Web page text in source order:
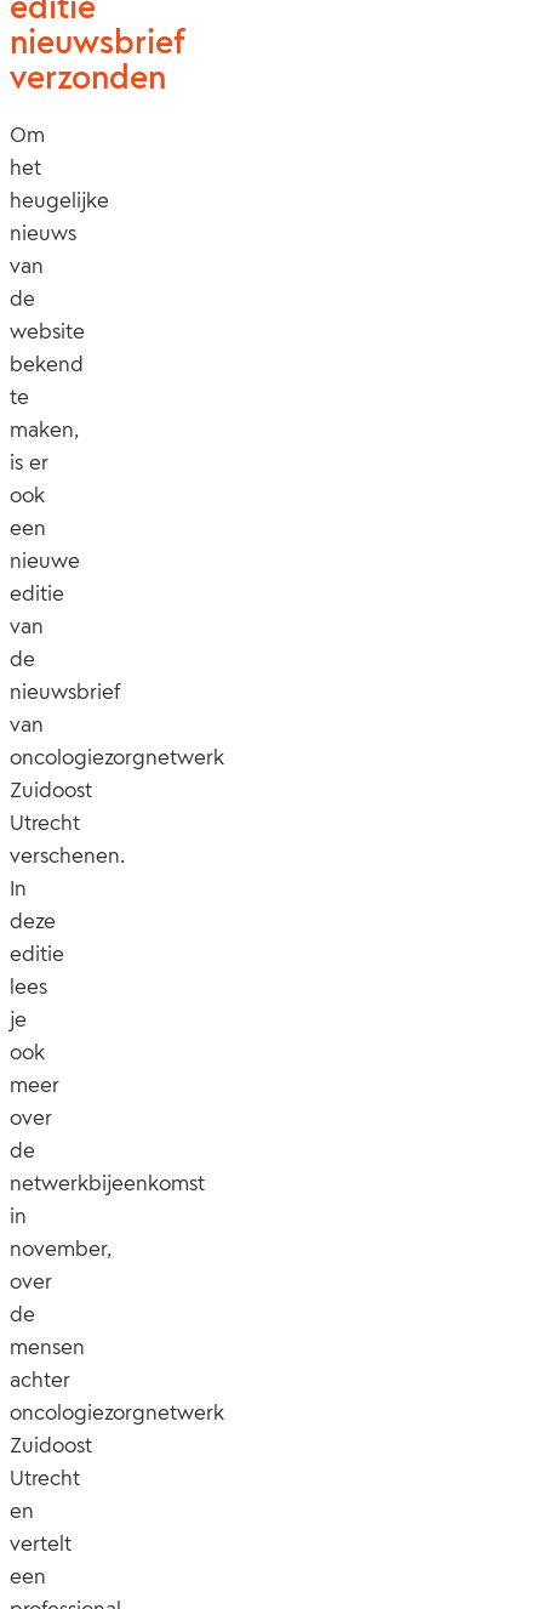
nieuwsbrief
verzonden
Om
het
heugelijke
nieuws
van
de
website
bekend
te
maken,
is er
ook
een
nieuwe
editie
van
de
nieuwsbrief
van
oncologiezorgnetwerk
Zuidoost
Utrecht
verschenen.
In
deze
editie
lees
je
ook
meer
over
de
netwerkbijeenkomst
in
november,
over
de
mensen
achter
oncologiezorgnetwerk
Zuidoost
Utrecht
en
vertelt
een